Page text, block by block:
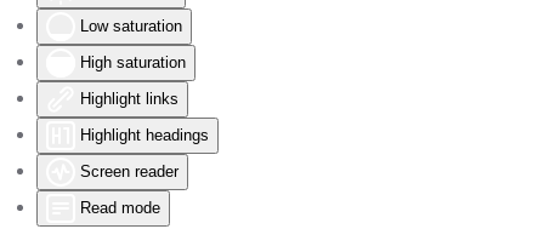
Low saturation
High saturation
Highlight links
Highlight headings
Screen reader
Read mode